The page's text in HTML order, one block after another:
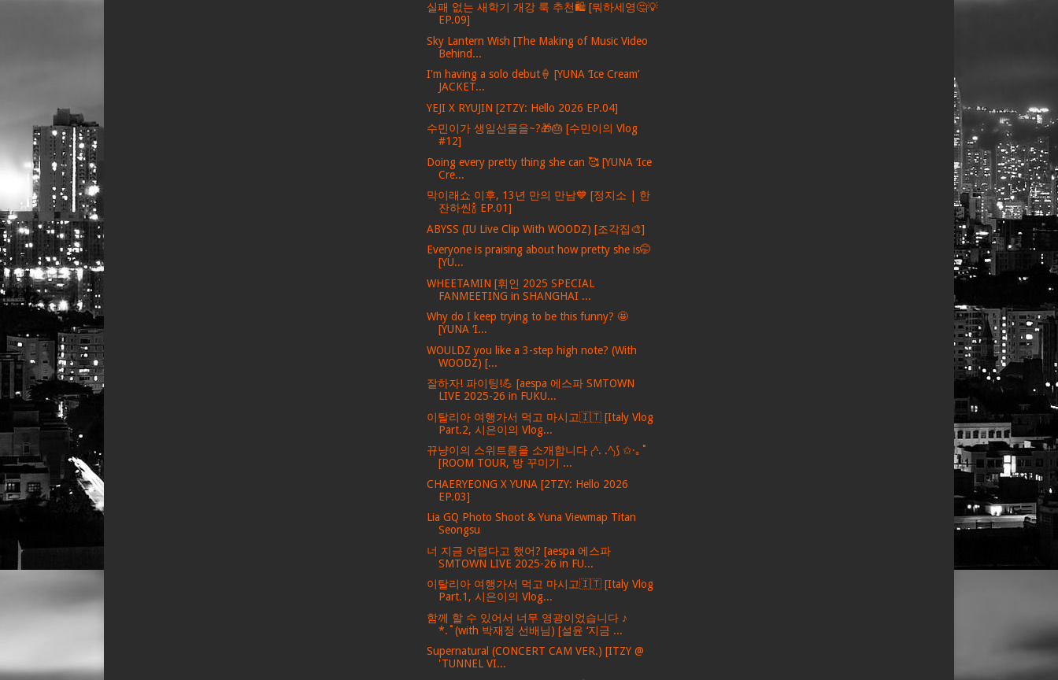
실패 없는 새학기 개강 룩 추천🛍️ [뭐하세영🤔💡
EP.09]
Sky Lantern Wish [The Making of Music Video
Behind...
I'm having a solo debut🍦 [YUNA ‘Ice Cream’
JACKET...
YEJI X RYUJIN [2TZY: Hello 2026 EP.04]
수민이가 생일선물을~?🎁🎂 [수민이의 Vlog
#12]
Doing every pretty thing she can 🥰 [YUNA ‘Ice
Cre...
막이래쇼 이후, 13년 만의 만남💙 [정지소 | 한
잔하씬🍾 EP.01]
ABYSS (IU Live Clip With WOODZ) [조각집🎨]
Everyone is praising about how pretty she is🤭
[YU...
WHEETAMIN [휘인 2025 SPECIAL
FANMEETING in SHANGHAI ...
Why do I keep trying to be this funny? 🤩
[YUNA ‘I...
WOULDZ you like a 3-step high note? (With
WOODZ) [...
잘하자! 파이팅!💪 [aespa 에스파 SMTOWN
LIVE 2025-26 in FUKU...
이탈리아 여행가서 먹고 마시고🇮🇹 [Italy Vlog
Part.2, 시은이의 Vlog...
뀨냥이의 스위트룸을 소개합니다 ₍^. .^₎⟆ ✩·｡˚
[ROOM TOUR, 방 꾸미기 ...
CHAERYEONG X YUNA [2TZY: Hello 2026
EP.03]
Lia GQ Photo Shoot & Yuna Viewmap Titan
Seongsu
너 지금 어렵다고 했어? [aespa 에스파
SMTOWN LIVE 2025-26 in FU...
이탈리아 여행가서 먹고 마시고🇮🇹 [Italy Vlog
Part.1, 시은이의 Vlog...
함께 할 수 있어서 너무 영광이었습니다 ♪
*.˚(with 박재정 선배님) [설윤 ‘지금 ...
Supernatural (CONCERT CAM VER.) [ITZY @
'TUNNEL VI...